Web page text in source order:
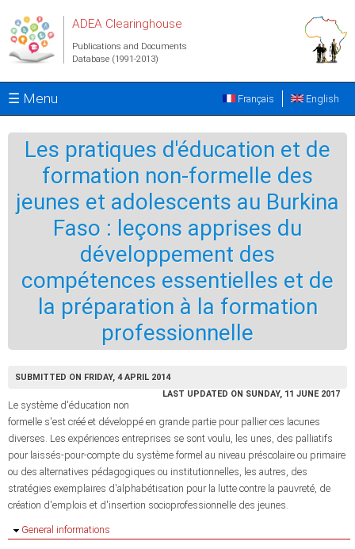
ADEA Clearinghouse
Publications and Documents
Database (1991-2013)
☰ Menu English
Français
Les pratiques d'éducation et de
formation non-formelle des
jeunes et adolescents au Burkina
Faso : leçons apprises du
développement des
compétences essentielles et de
la préparation à la formation
professionnelle
SUBMITTED ON FRIDAY, 4 APRIL 2014
LAST UPDATED ON SUNDAY, 11 JUNE 2017
Le système d'éducation non
formelle s'est créé et développé en grande partie pour pallier ces lacunes
diverses. Les expériences entreprises se sont voulu, les unes, des palliatifs
pour laissés-pour-compte du système formel au niveau préscolaire ou primaire
ou des alternatives pédagogiques ou institutionnelles, les autres, des
stratégies exemplaires d'alphabétisation pour la lutte contre la pauvreté, de
création d'emplois et d'insertion socioprofessionnelle des jeunes.
Hide
General informations